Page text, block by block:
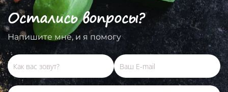
Остались вопросы?
Напишите мне, и я помогу